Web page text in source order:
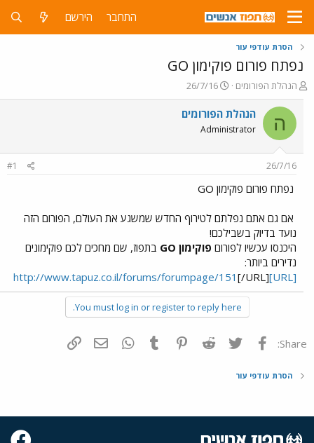
התחבר הירשם
הסרת עודפי עור
נפתח פורום פוקימון GO
פ
ו
ת
ח
ה
ו
ש
א
הנהלת הפורומים
פ
ו
ר
ם
ר
י
26/7/16
ה הנהלת הפורומים
Administrator
26/7/16
#1
נפתח פורום פוקימון GO
אם גם אתם נפלתם לטירוף החדש שמשגע את העולם, הפורום הזה
נועד בדיוק בשבילכם!
היכנסו עכשיו לפורום פוקימון GO
בתפוז, שם מחכים לכם פוקימונים
נדירים ביותר:
[URL]http://www.tapuz.co.il/forums/forumpage/151
[/URL]
You must log in or register to reply here.
Share: פייסבוק Twitter
Reddit
Pinterest
Tumblr
WhatsAppדואר אלקטרוני
הסרת עודפי עור